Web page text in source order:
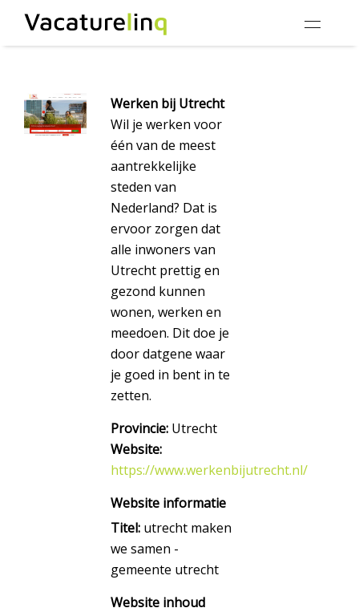
Werken bij Utrecht
Wil je werken voor
één van de meest
aantrekkelijke
steden van
Nederland? Dat is
ervoor zorgen dat
alle inwoners van
Utrecht prettig en
gezond kunnen
wonen, werken en
meedoen. Dit doe je
door datgene waar
je goed in bent in te
zetten.
Provincie: Utrecht
Website:
https://www.werkenbijutrecht.nl/
Website informatie
Titel: utrecht maken
we samen -
gemeente utrecht
Website inhoud